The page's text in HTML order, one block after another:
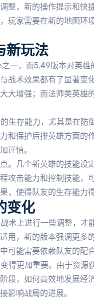
整，新的操作提示和快
玩家需要在新的地图环
新玩法
一，而5.49版本对英
战术效果都有了显著变
大增强；而法师类英雄
生存能力，尤其是在防
和保护后排英雄方面的
谨慎。
。几个新英雄的技能设
攻击能力和控制技能，
，使得队友的生存能力
变化
术上进行一些调整，才
用，新的版本强调更多
可能需要依赖队友的配
得更加重要。由于资源
段，如何高效地发展经
影响战局的进展。